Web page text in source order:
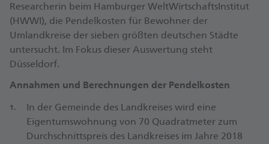
Researcherin beim Hamburger WeltWirtschaftsInstitut
(HWWI), die Pendelkosten für Bewohner der
Umlandkreise der sieben größten deutschen Städte
untersucht. Im Fokus dieser Auswertung steht
Düsseldorf.
Annahmen und Berechnungen der Pendelkosten
In der Gemeinde des Landkreises wird eine
Eigentumswohnung von 70 Quadratmeter zum
Durchschnittspreis des Landkreises im Jahre 2018